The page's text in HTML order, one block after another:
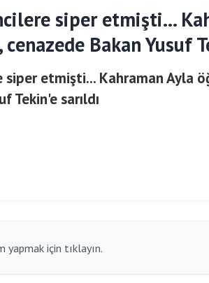
siper etmişti...
Bakan Yusuf
siper etmişti... Kahraman Ayla
Tekin'e sarıldı
yapmak için tıklayın.